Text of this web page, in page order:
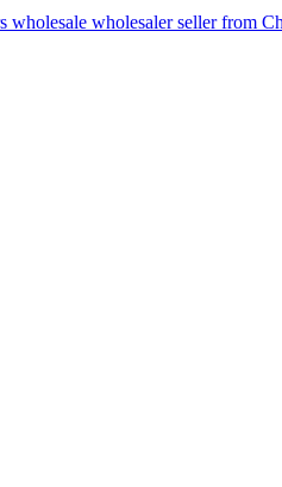
wholesaler seller from